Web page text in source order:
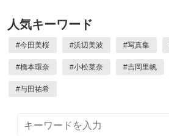
人気キーワード
#今田美桜 #浜辺美波 #写真集
#橋本環奈 #小松菜奈 #吉岡里帆
#与田祐希